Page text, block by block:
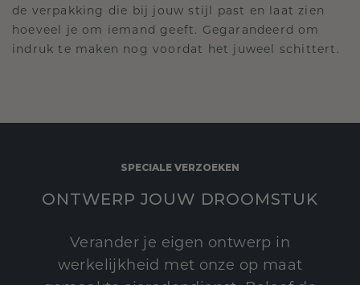
de verpakking die bij jouw stijl past en laat zien
hoeveel je om iemand geeft. Gegarandeerd om
indruk te maken nog voordat het juweel schittert.
SPECIALE VERZOEKEN
ONTWERP JOUW DROOMSTUK
Verander je eigen ontwerp in
werkelijkheid met onze op maat